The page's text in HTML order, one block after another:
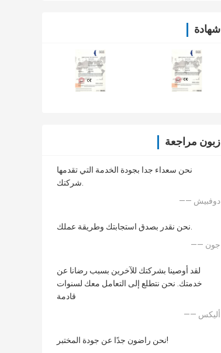
شهادة
زبون مراجعة
نحن سعداء جدا بجودة الخدمة التي تقدمها
شركتك.
—— دوفبيش
نحن نقدر بصدق استجابتك وطريقة عملك.
—— جون
لقد أوصينا بشركتك للآخرين بسبب رضانا عن
خدمتك. نحن نتطلع إلى التعامل معك لسنوات
قادمة
—— أليكس
نحن راضون جدًا عن جودة المختبر!